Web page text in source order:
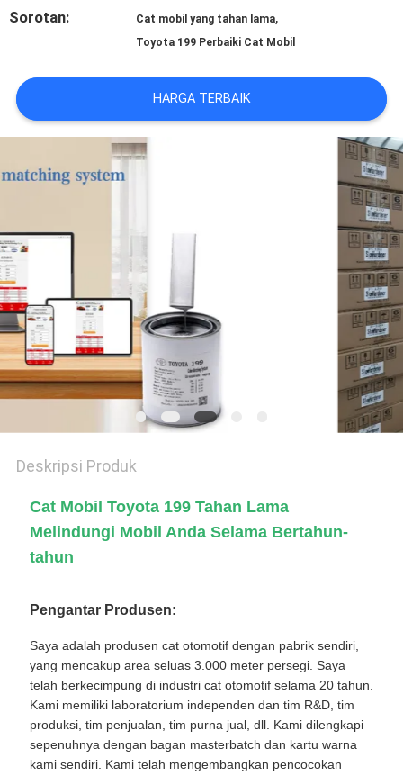
SITEMAP
KEBIJAKAN
Sorotan: Cat mobil yang tahan lama,
Toyota 199 Perbaiki Cat Mobil
HARGA TERBAIK
Deskripsi Produk
Cat Mobil Toyota 199 Tahan Lama
Melindungi Mobil Anda Selama Bertahun-
tahun
Pengantar Produsen:
Saya adalah produsen cat otomotif dengan pabrik sendiri,
yang mencakup area seluas 3.000 meter persegi. Saya
telah berkecimpung di industri cat otomotif selama 20 tahun.
Kami memiliki laboratorium independen dan tim R&D, tim
produksi, tim penjualan, tim purna jual, dll. Kami dilengkapi
sepenuhnya dengan bagan masterbatch dan kartu warna
kami sendiri. Kami telah mengembangkan pencocokan